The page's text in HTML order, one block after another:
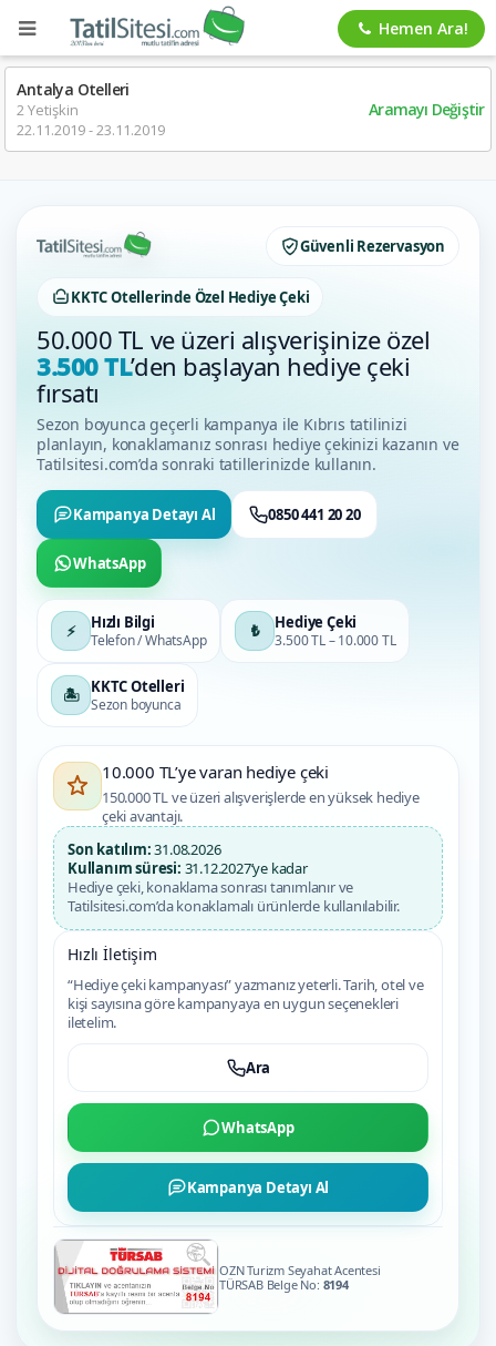
Hemen Ara!
Antalya Otelleri
2 Yetişkin
22.11.2019 - 23.11.2019
Aramayı Değiştir
Güvenli Rezervasyon
KKTC Otellerinde Özel Hediye Çeki
50.000 TL ve üzeri alışverişinize özel
3.500 TL’den başlayan hediye çeki
fırsatı
Sezon boyunca geçerli kampanya ile Kıbrıs tatilinizi
planlayın, konaklamanız sonrası hediye çekinizi kazanın ve
Tatilsitesi.com’da sonraki tatillerinizde kullanın.
Kampanya Detayı Al 0850 441 20 20
WhatsApp
⚡ Hızlı Bilgi
Telefon / WhatsApp ₺ Hediye Çeki
3.500 TL – 10.000 TL
🏝️ KKTC Otelleri
Sezon boyunca
10.000 TL’ye varan hediye çeki
150.000 TL ve üzeri alışverişlerde en yüksek hediye
çeki avantajı.
Son katılım:31.08.2026
Kullanım süresi: 31.12.2027’ye kadar
Hediye çeki, konaklama sonrası tanımlanır ve
Tatilsitesi.com’da konaklamalı ürünlerde kullanılabilir.
Hızlı İletişim
“Hediye çeki kampanyası” yazmanız yeterli. Tarih, otel ve
kişi sayısına göre kampanyaya en uygun seçenekleri
iletelim.
Ara
WhatsApp
Kampanya Detayı Al
OZN Turizm Seyahat Acentesi
TÜRSAB Belge No: 8194